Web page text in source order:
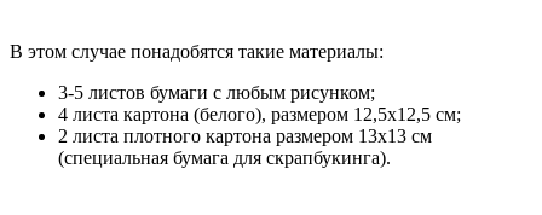
В этом случае понадобятся такие материалы:
3-5 листов бумаги с любым рисунком;
4 листа картона (белого), размером 12,5х12,5 см;
2 листа плотного картона размером 13х13 см
(специальная бумага для скрапбукинга).